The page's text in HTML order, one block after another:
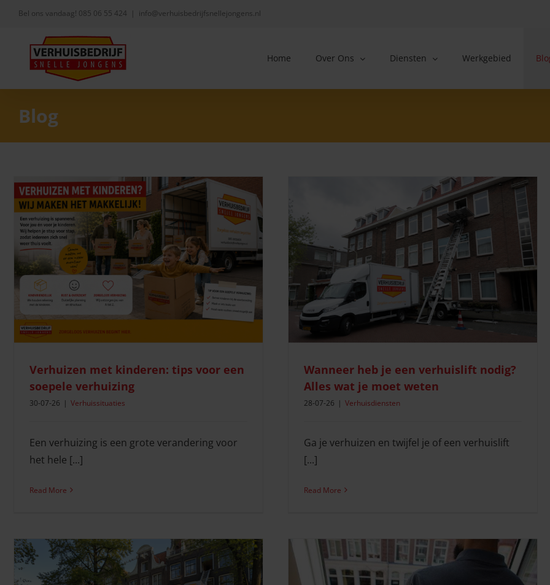
content
Bel ons vandaag! 085 06 55 424 info@verhuisbedrijfsnellejongens.nl
Home Over Ons Diensten Werkgebied
Blog
Verhuizen met kinderen: tips voor een
soepele verhuizing
30-07-26 | Verhuissituaties
Een verhuizing is een grote verandering voor
het hele [...]
Read More
Wanneer heb je een verhuislift nodig? Alles wat je moet
weten
Verhuisdiensten
Wanneer heb je een verhuislift nodig?
Alles wat je moet weten
28-07-26 | Verhuisdiensten
Ga je verhuizen en twijfel je of een verhuislift
[...]
Read More
Parkeervergunning bij een verhuizing: alles wat je moet
weten
Verhuisvoorbereiding